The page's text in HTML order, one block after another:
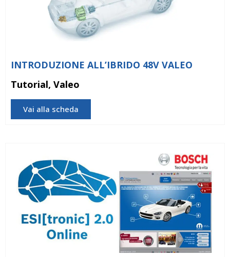
INTRODUZIONE ALL’IBRIDO 48V VALEO
Tutorial, Valeo
Vai alla scheda